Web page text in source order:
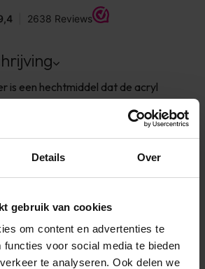
Details Over
gebruik van cookies
om content en advertenties te
functies voor social media te bieden
te analyseren. Ook delen we
is een hechtmiddel dat de acryl
de natuurlijke nagel.
aanbrengen op de natuurlijke
aan de lucht.
639370070100